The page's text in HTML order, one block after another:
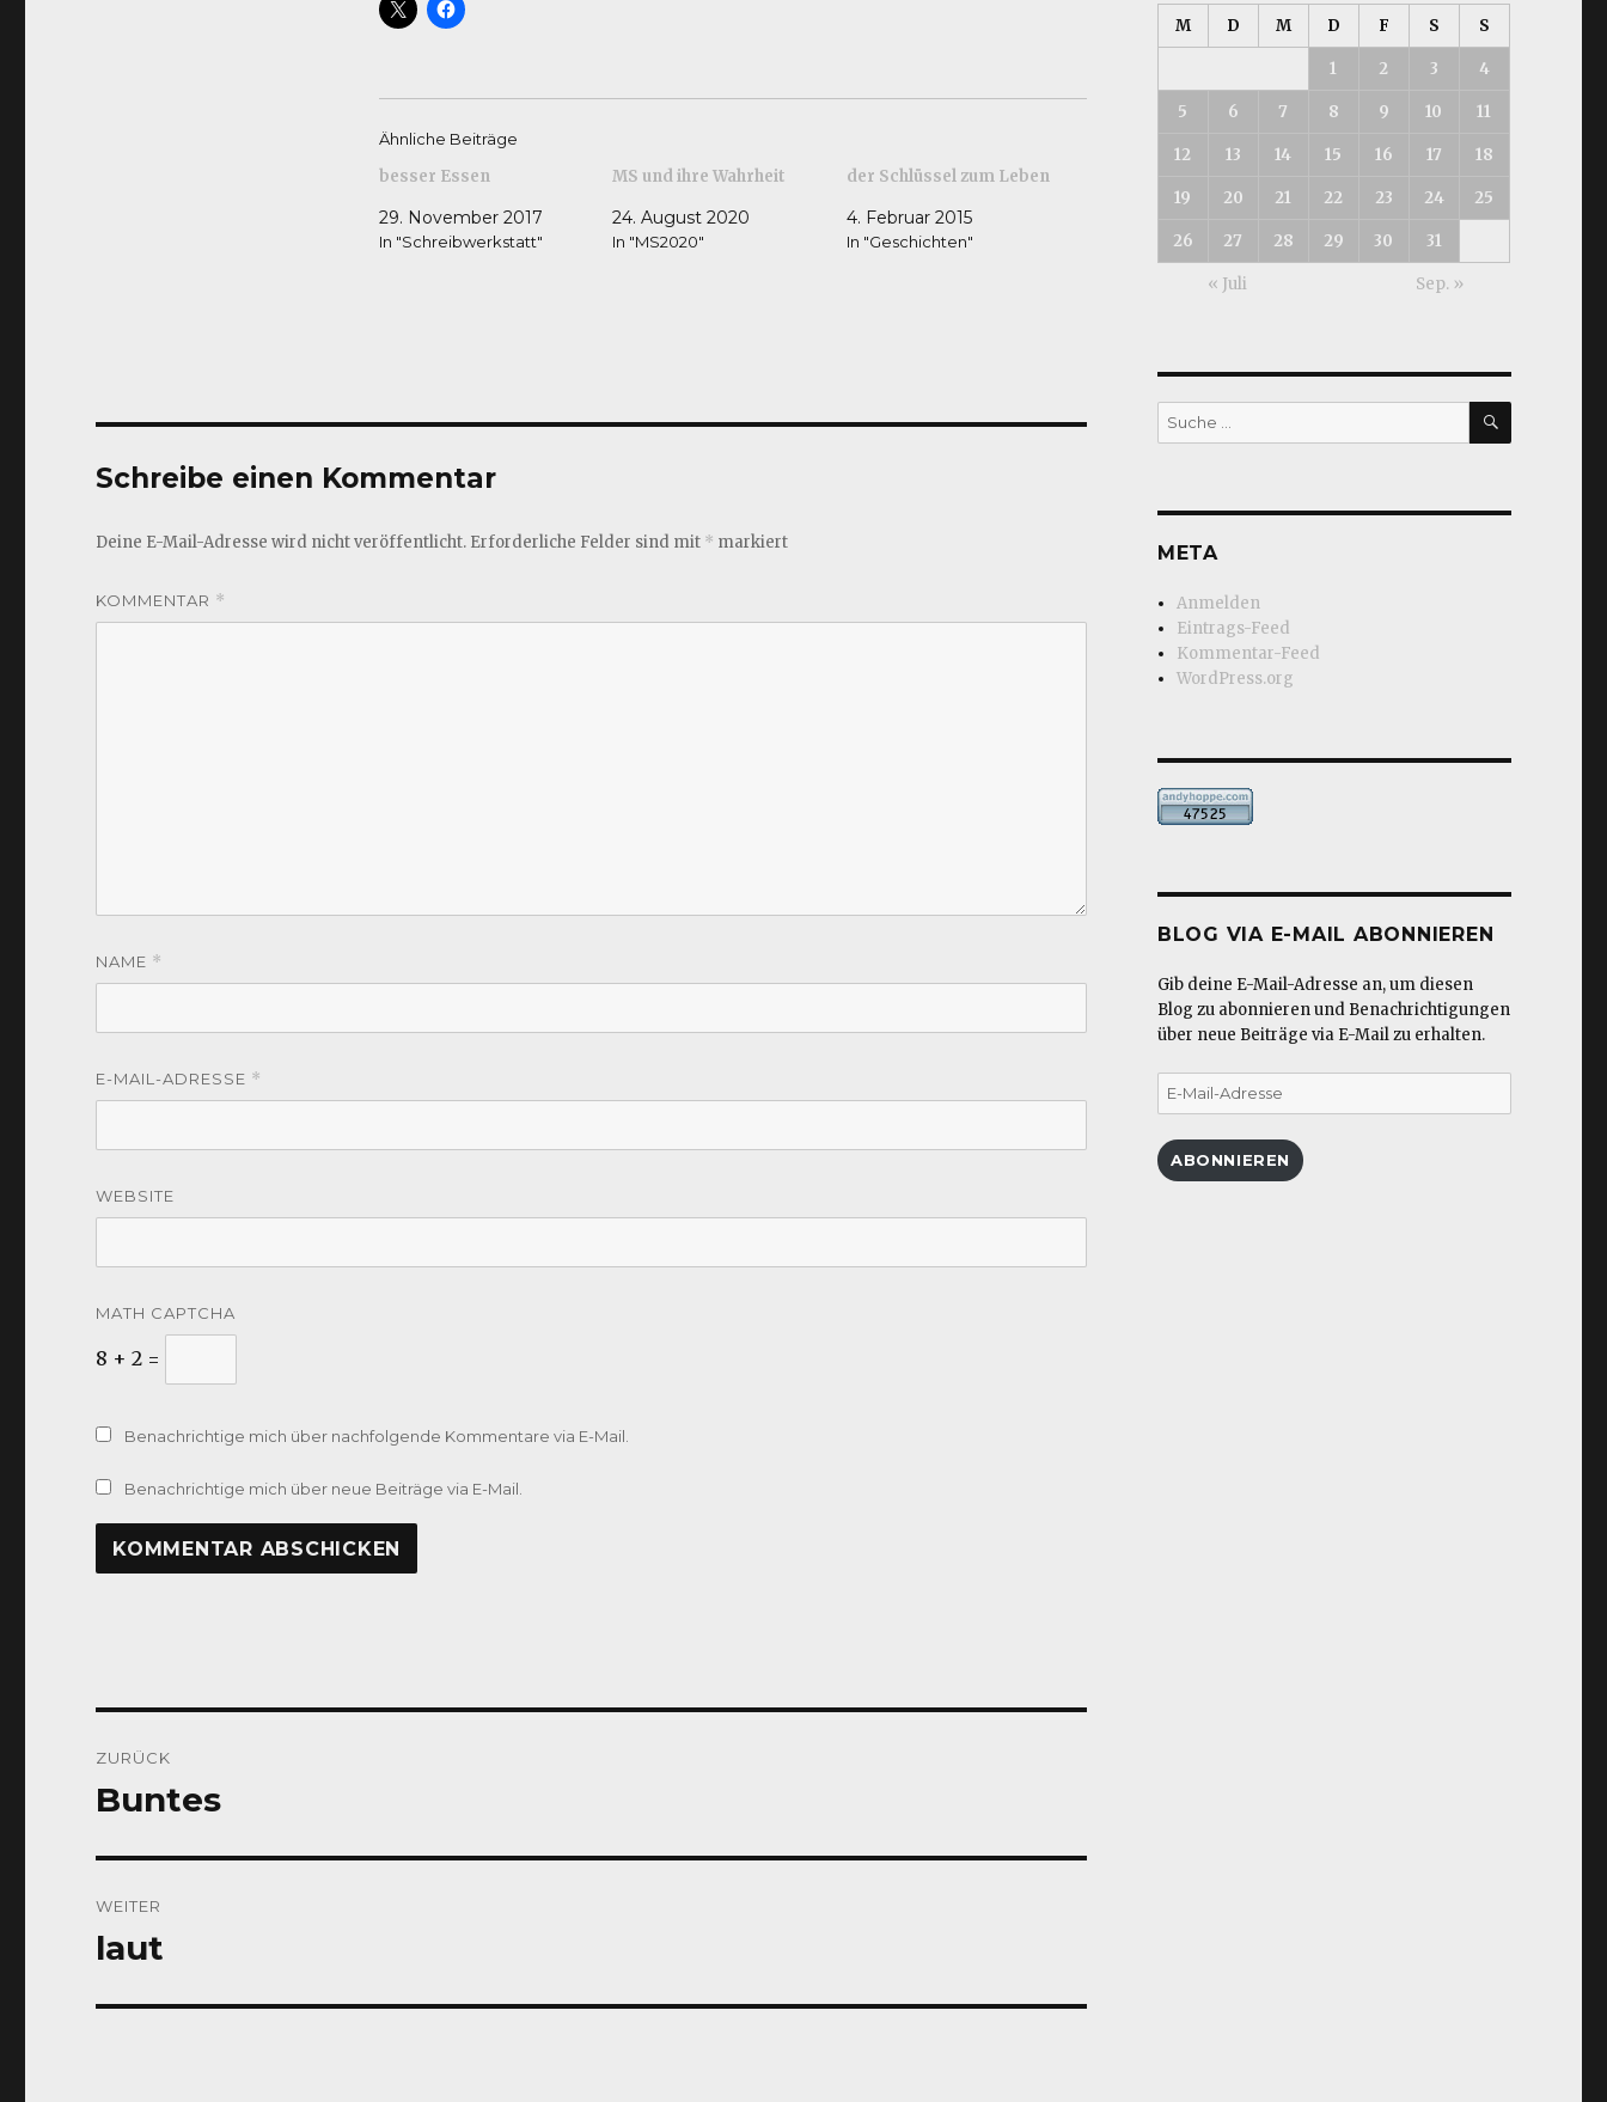
Ähnliche Beiträge
besser Essen
29. November 2017
In "Schreibwerkstatt"
MS und ihre Wahrheit
24. August 2020
In "MS2020"
der Schlüssel zum Leben
4. Februar 2015
In "Geschichten"
Schreibe einen Kommentar
Deine E-Mail-Adresse wird nicht veröffentlicht. Erforderliche Felder sind mit * markiert
KOMMENTAR *
NAME *
E-MAIL-ADRESSE *
WEBSITE
MATH CAPTCHA
8 + 2 =
Benachrichtige mich über nachfolgende Kommentare via E-Mail.
Benachrichtige mich über neue Beiträge via E-Mail.
ZURÜCK
Vorheriger
Buntes
WEITER
Nächster
laut
M D M D F S S
1 2 3 4
5 6 7 8 9 10 11
12 13 14 15 16 17 18
19 20 21 22 23 24 25
26 27 28 29 30 31
« Juli Sep. »
Suche
nach:
SUCHEN
META
Anmelden
Eintrags-Feed
Kommentar-Feed
WordPress.org
BLOG VIA E-MAIL ABONNIEREN
Gib deine E-Mail-Adresse an, um diesen
Blog zu abonnieren und Benachrichtigungen
über neue Beiträge via E-Mail zu erhalten.
E-
Mail-
ABONNIEREN